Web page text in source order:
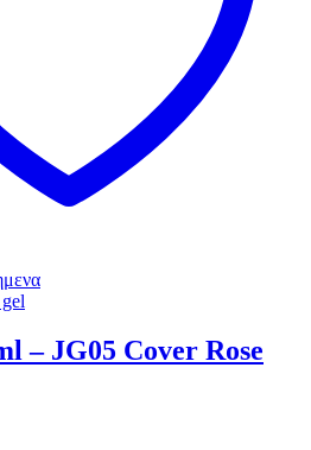
– JG05 Cover Rose